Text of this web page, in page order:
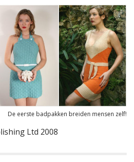
De eerste badpakken breiden mensen zelf!
Ltd 2008